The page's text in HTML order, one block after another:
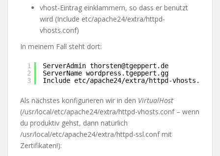
vhost-Eintrag einklammern, so dass er benutzt
wird (Include etc/apache24/extra/httpd-
vhosts.conf)
In meinem Fall steht dort:
1
2
3
ServerAdmin thorsten@tgeppert.de
ServerName wordpress.tgeppert.gg
Include etc/apache24/extra/httpd-vhosts.conf
Als nächstes konfigurieren wir in den VirtualHost
(/usr/local/etc/apache24/extra/httpd-vhosts.conf – wenn
du produktiv gehst, dann natürlich
/usr/local/etc/apache24/extra/httpd-ssl.conf mit
Zertifikaten!):